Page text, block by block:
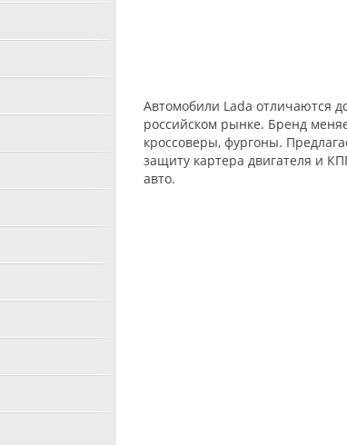
Автомобили Lada отличаются
российском рынке. Бренд
кроссоверы, фургоны.
защиту картера двигателя и
авто.